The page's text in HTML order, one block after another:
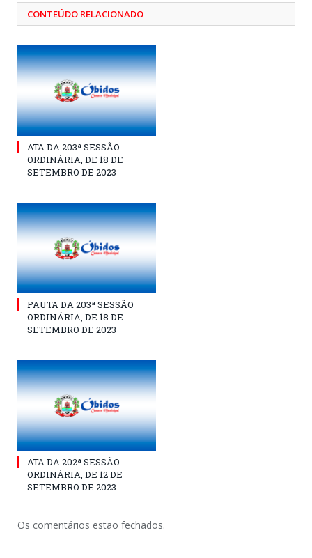
CONTEÚDO RELACIONADO
ATA DA 203ª SESSÃO
ORDINÁRIA, DE 18 DE
SETEMBRO DE 2023
PAUTA DA 203ª SESSÃO
ORDINÁRIA, DE 18 DE
SETEMBRO DE 2023
ATA DA 202ª SESSÃO
ORDINÁRIA, DE 12 DE
SETEMBRO DE 2023
Os comentários estão fechados.